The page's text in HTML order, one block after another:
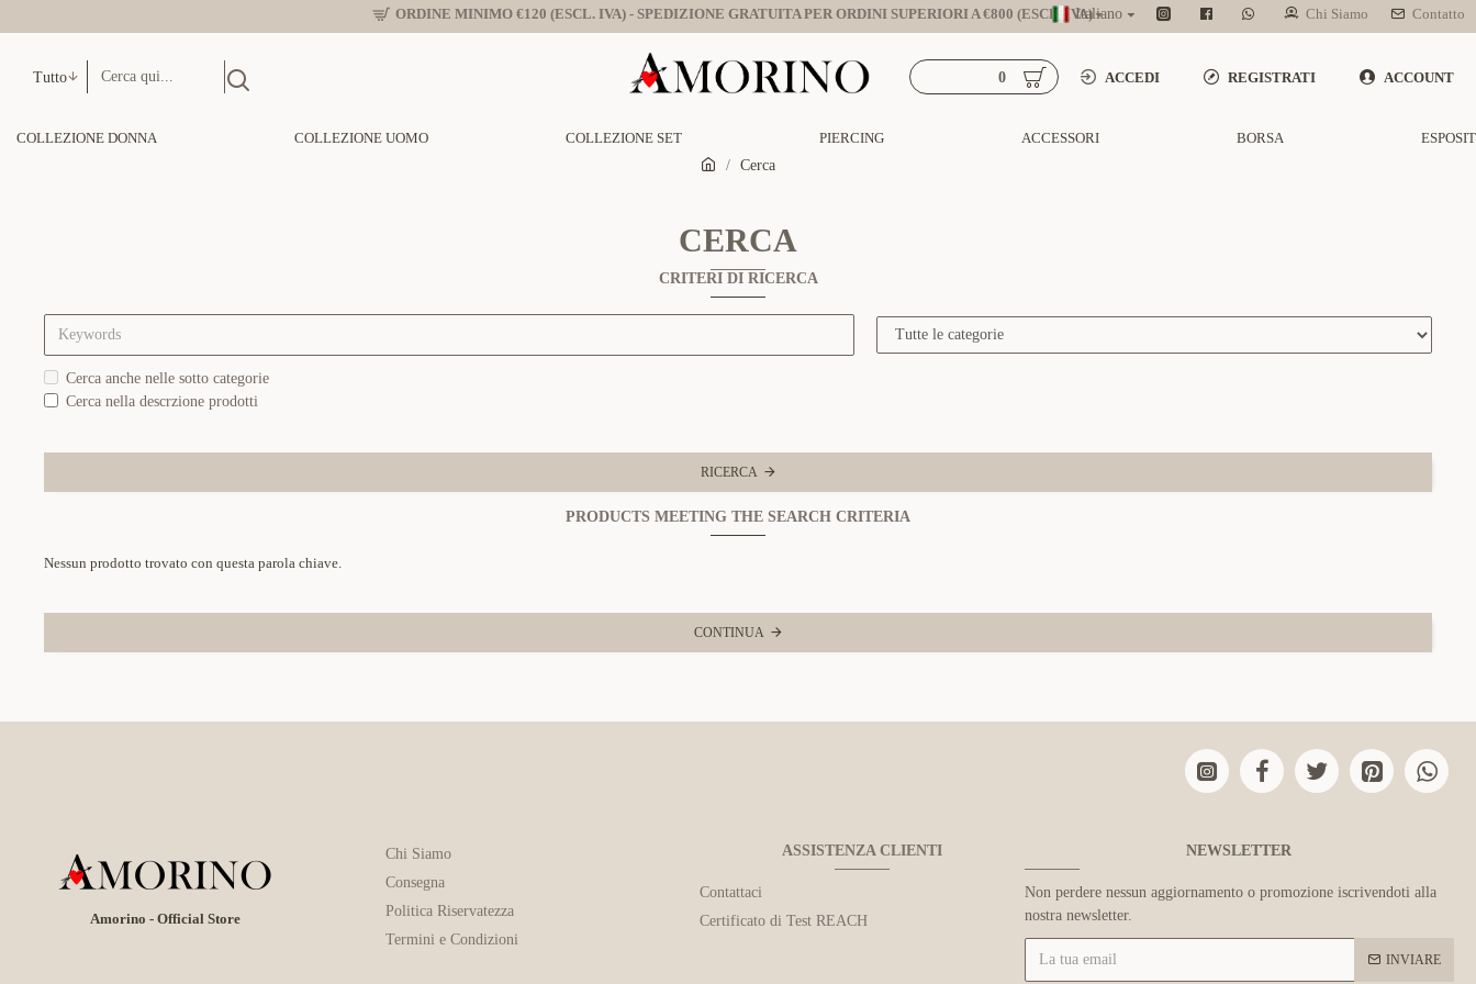
ORDINE MINIMO €120 (ESCL. IVA) - SPEDIZIONE GRATUITA PER ORDINI SUPERIORI A €800 (ESCL. IVA)Italiano Chi Siamo Contatto
Tutto ACCEDI REGISTRATI ACCOUNT
0
COLLEZIONE DONNA COLLEZIONE UOMO COLLEZIONE SET PIERCING ACCESSORI BORSA
Cerca
CERCA
CRITERI DI RICERCA
Cerca anche nelle sotto categorie
Cerca nella descrzione prodotti
RICERCA
PRODUCTS MEETING THE SEARCH CRITERIA
Nessun prodotto trovato con questa parola chiave.
CONTINUA
Amorino - Official Store
Chi Siamo
Consegna
Politica Riservatezza
Termini e Condizioni
ASSISTENZA CLIENTI
Contattaci
Certificato di Test REACH
NEWSLETTER
Non perdere nessun aggiornamento o promozione iscrivendoti alla
nostra newsletter.
INVIARE